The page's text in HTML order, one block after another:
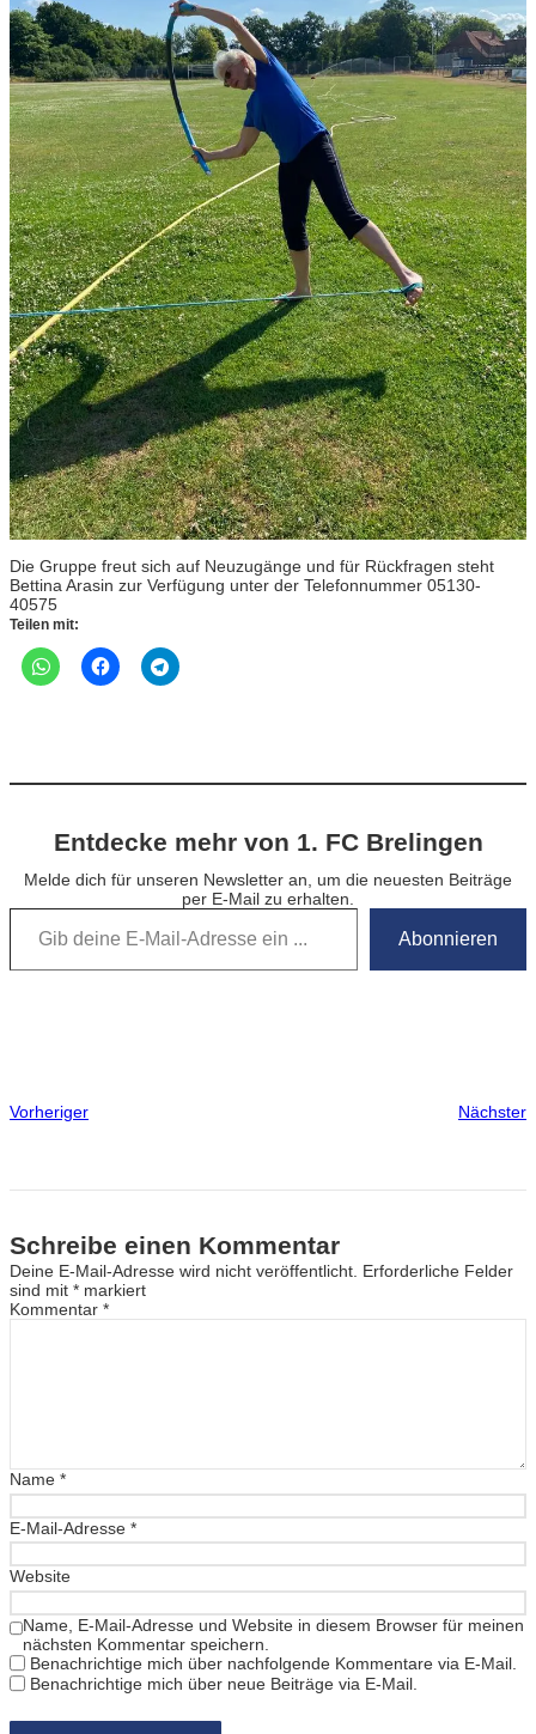
Die Gruppe freut sich auf Neuzugänge und für Rückfragen steht
Bettina Arasin zur Verfügung unter der Telefonnummer 05130-
40575
Teilen mit:
Entdecke mehr von 1. FC Brelingen
Melde dich für unseren Newsletter an, um die neuesten Beiträge
per E-Mail zu erhalten.
Gib deine E-Mail-Adresse ein …
Abonnieren
Vorheriger Nächster
Schreibe einen Kommentar
Deine E-Mail-Adresse wird nicht veröffentlicht. Erforderliche Felder
sind mit * markiert
Kommentar *
Name *
E-Mail-Adresse *
Website
Name, E-Mail-Adresse und Website in diesem Browser für meinen
nächsten Kommentar speichern.
Benachrichtige mich über nachfolgende Kommentare via E-Mail.
Benachrichtige mich über neue Beiträge via E-Mail.